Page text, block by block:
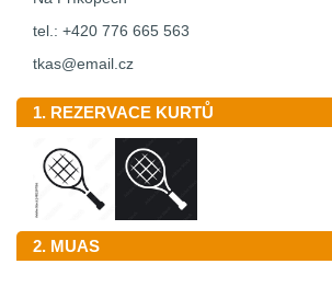
tel.: +420 776 665 563
tkas@email.cz
1. REZERVACE KURTŮ
2. MUAS